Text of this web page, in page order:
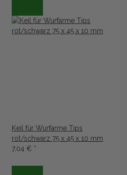
Keil für Wurfarme Tips
rot/schwarz 75 x 45 x 10 mm
7,04 € *